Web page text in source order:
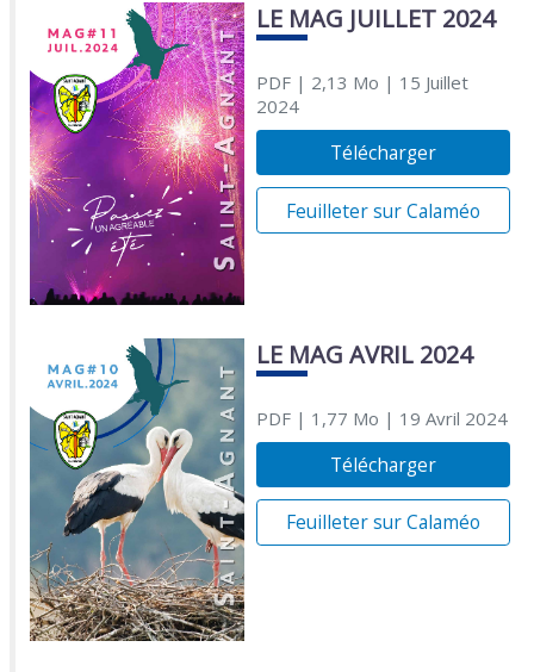
LE MAG JUILLET 2024
PDF| 2,13 Mo | 15 Juillet
2024
Télécharger
Feuilleter sur Calaméo
LE MAG AVRIL 2024
PDF| 1,77 Mo | 19 Avril 2024
Télécharger
Feuilleter sur Calaméo